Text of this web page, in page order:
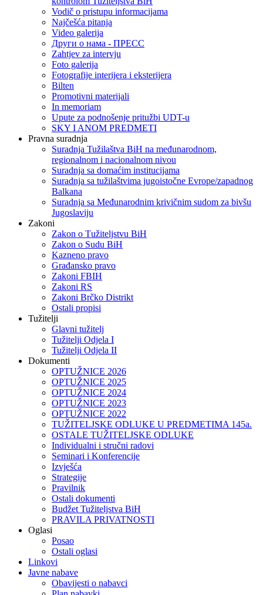
Vodič o pristupu informacijama
Najčešća pitanja
Video galerija
Други о нама - ПРЕСC
Zahtjev za intervju
Foto galerija
Fotografije interijera i eksterijera
Bilten
Promotivni materijali
In memoriam
Upute za podnošenje pritužbi UDT-u
SKY I ANOM PREDMETI
Pravna suradnja
Suradnja Tužilaštva BiH na međunarodnom,
regionalnom i nacionalnom nivou
Suradnja sa domaćim institucijama
Suradnja sa tužilaštvima jugoistočne Evrope/zapadnog
Balkana
Suradnja sa Međunarodnim krivičnim sudom za bivšu
Jugoslaviju
Zakoni
Zakon o Тužiteljstvu BiH
Zakon o Sudu BiH
Kazneno pravo
Građansko pravo
Zakoni FBIH
Zakoni RS
Zakoni Brčko Distrikt
Ostali propisi
Tužitelji
Glavni tužitelj
Tužitelji Odjela I
Tužitelji Odjela II
Dokumenti
OPTUŽNICE 2026
OPTUŽNICE 2025
OPTUŽNICE 2024
OPTUŽNICE 2023
OPTUŽNICE 2022
TUŽITELJSKE ODLUKE U PREDMETIMA 145a.
OSTALE TUŽITELJSKE ODLUKE
Individualni i stručni radovi
Seminari i Konferencije
Izvješća
Strategije
Pravilnik
Ostali dokumenti
Budžet Tužiteljstva BiH
PRAVILA PRIVATNOSTI
Oglasi
Posao
Ostali oglasi
Linkovi
Javne nabave
Obavijesti o nabavci